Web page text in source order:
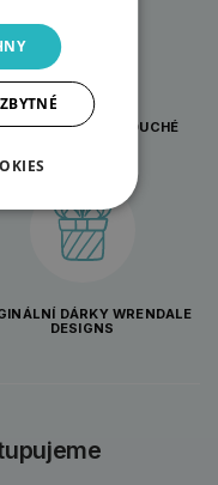
A JEDNODUCHÉ
DÁRKY WRENDALE
DESIGNS